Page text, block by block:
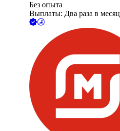
Без опыта
Выплаты: Два раза в месяц